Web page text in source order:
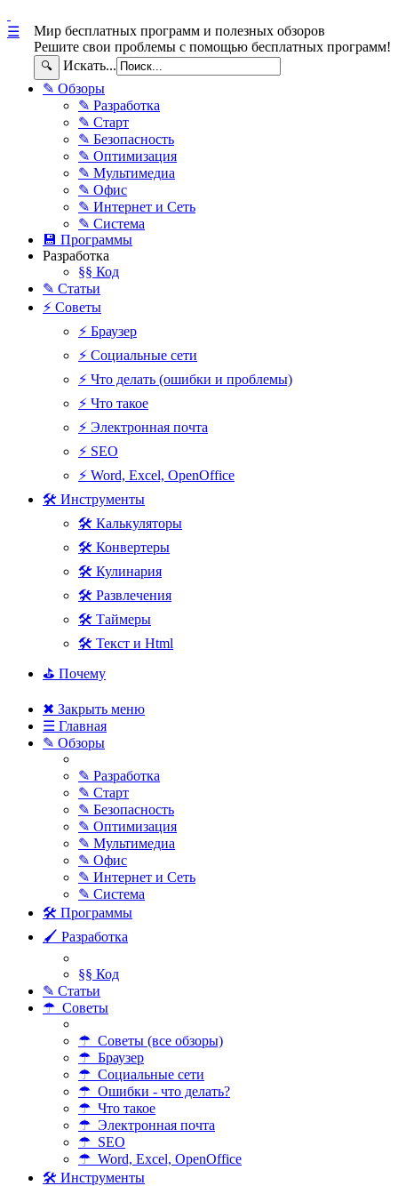
Мир бесплатных программ и полезных обзоров
Решите свои проблемы с помощью бесплатных программ!
🔍 Искать...
☰
✎ Обзоры
✎ Разработка
✎ Старт
✎ Безопасность
✎ Оптимизация
✎ Мультимедиа
✎ Офис
✎ Интернет и Сеть
✎ Система
💾 Программы
Разработка
§§ Код
✎ Статьи
⚡ Советы
⚡ Браузер
⚡ Социальные сети
⚡ Что делать (ошибки и проблемы)
⚡ Что такое
⚡ Электронная почта
⚡ SEO
⚡ Word, Excel, OpenOffice
🛠 Инструменты
🛠 Калькуляторы
🛠 Конвертеры
🛠 Кулинария
🛠 Развлечения
🛠 Таймеры
🛠 Текст и Html
⛳ Почему
✖ Закрыть меню
☰ Главная
✎ Обзоры
✎ Разработка
✎ Старт
✎ Безопасность
✎ Оптимизация
✎ Мультимедиа
✎ Офис
✎ Интернет и Сеть
✎ Система
🛠 Программы
🖌 Разработка
§§ Код
✎ Статьи
☂ Советы
☂ Советы (все обзоры)
☂ Браузер
☂ Социальные сети
☂ Ошибки - что делать?
☂ Что такое
☂ Электронная почта
☂ SEO
☂ Word, Excel, OpenOffice
🛠 Инструменты